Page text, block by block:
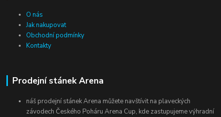
O nás
Jak nakupovat
Obchodní podmínky
Kontakty
Prodejní stánek Arena
náš prodejní stánek Arena můžete navštívit na plaveckých
závodech Českého Poháru Arena Cup, kde zastupujeme výhradní